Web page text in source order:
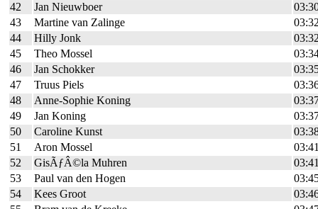
42
Jan Nieuwboer
43
Martine van Zalinge
44
Hilly Jonk
45
Theo Mossel
46
Jan Schokker
47
Truus Piels
48
Anne-Sophie Koning
49
Jan Koning
50
Caroline Kunst
51
Aron Mossel
52
GisÃƒÂ©la Muhren
53
Paul van den Hogen
54
Kees Groot